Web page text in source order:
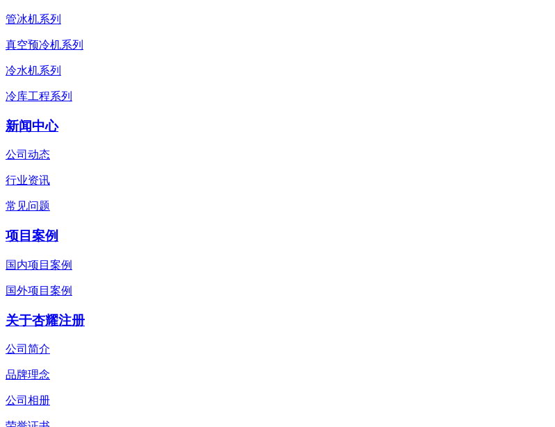
管冰机系列
真空预冷机系列
冷水机系列
冷库工程系列
新闻中心
公司动态
行业资讯
常见问题
项目案例
国内项目案例
国外项目案例
关于杏耀注册
公司简介
品牌理念
公司相册